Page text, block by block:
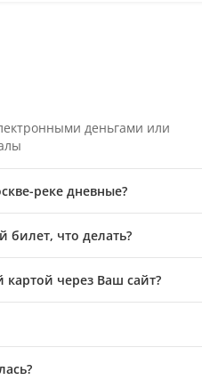
деньгами или
реке дневные?
что делать?
картой через Ваш сайт?